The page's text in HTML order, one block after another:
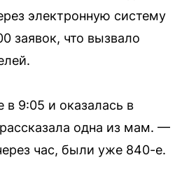
электронную систему
заявок, что вызвало
в 9:05 и оказалась в
одна из мам. —
час, были уже 840-е.